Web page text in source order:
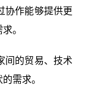
作能够提供更
。
间的贸易、技术
需求。